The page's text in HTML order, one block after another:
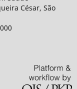
César, São